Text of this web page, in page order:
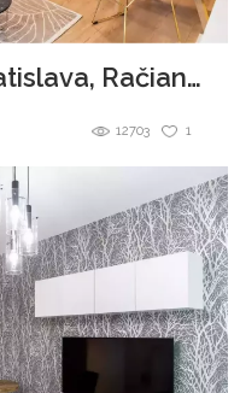
Moderný 2,5i byt - Bratislava, Račianska
1
12703